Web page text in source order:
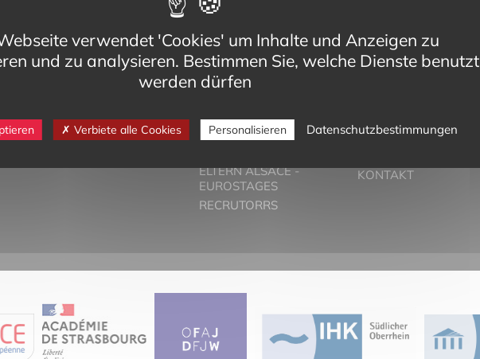
Cedex
bilinguisme.org
VORSTELLUNG
DER ZWEISPRACHIGE
ELTERN ALSACE -
EUROSTAGES
RECRUTORRS
PARTNER
KONTAKT
verwendet 'Cookies' um Inhalte und Anzeigen zu
und zu analysieren. Bestimmen Sie, welche Dienste benutzt
werden dürfen
Verbiete alle Cookies Personalisieren Datenschutzbestimmungen